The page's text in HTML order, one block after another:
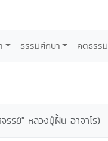
ธรรมศึกษา คติธรรม
รรย์" หลวงปู่ฝั้น อาจาโร)